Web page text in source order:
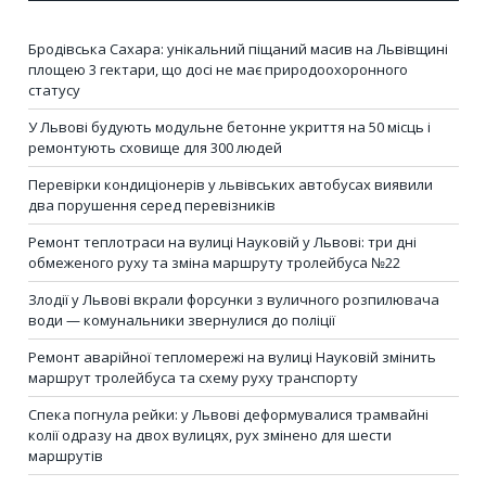
Бродівська Сахара: унікальний піщаний масив на Львівщині
площею 3 гектари, що досі не має природоохоронного
статусу
У Львові будують модульне бетонне укриття на 50 місць і
ремонтують сховище для 300 людей
Перевірки кондиціонерів у львівських автобусах виявили
два порушення серед перевізників
Ремонт теплотраси на вулиці Науковій у Львові: три дні
обмеженого руху та зміна маршруту тролейбуса №22
Злодії у Львові вкрали форсунки з вуличного розпилювача
води — комунальники звернулися до поліції
Ремонт аварійної тепломережі на вулиці Науковій змінить
маршрут тролейбуса та схему руху транспорту
Спека погнула рейки: у Львові деформувалися трамвайні
колії одразу на двох вулицях, рух змінено для шести
маршрутів